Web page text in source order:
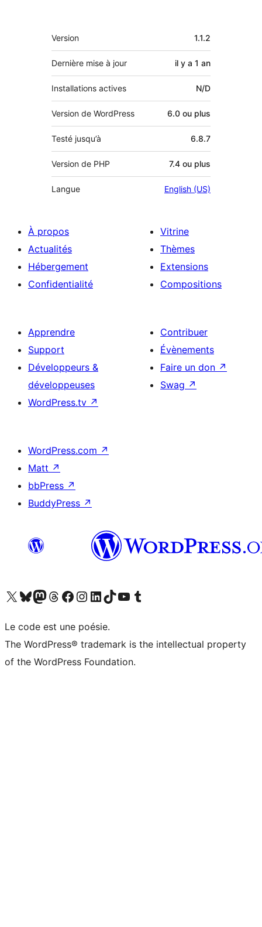
Méta
Version 1.1.2
Dernière mise à jour il y a 1 an
Installations actives N/D
Version de WordPress 6.0 ou plus
Testé jusqu’à 6.8.7
Version de PHP 7.4 ou plus
Langue English (US)
À propos
Actualités
Hébergement
Confidentialité
Vitrine
Thèmes
Extensions
Compositions
Apprendre
Support
Développeurs &
développeuses
WordPress.tv ↗
Contribuer
Évènements
Faire un don ↗
Swag ↗
WordPress.com ↗
Matt ↗
bbPress ↗
BuddyPress ↗
Visitez notre compte X (précédemment Twitter)
Visiter notre compte Bluesky
Visiter notre compte Mastodon
Visiter notre compte Threads
Consulter notre compte Facebook
Consulter notre compte Instagram
Consulter notre compte LinkedIn
Visiter notre compte TokTok
Visiter notre chaîne YouTube
Visiter notre compte Tumblr
Le code est une poésie.
The WordPress® trademark is the intellectual property
of the WordPress Foundation.